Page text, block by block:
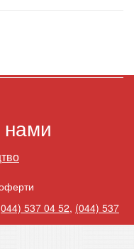
нами
оферти
537 04 52, (044) 537